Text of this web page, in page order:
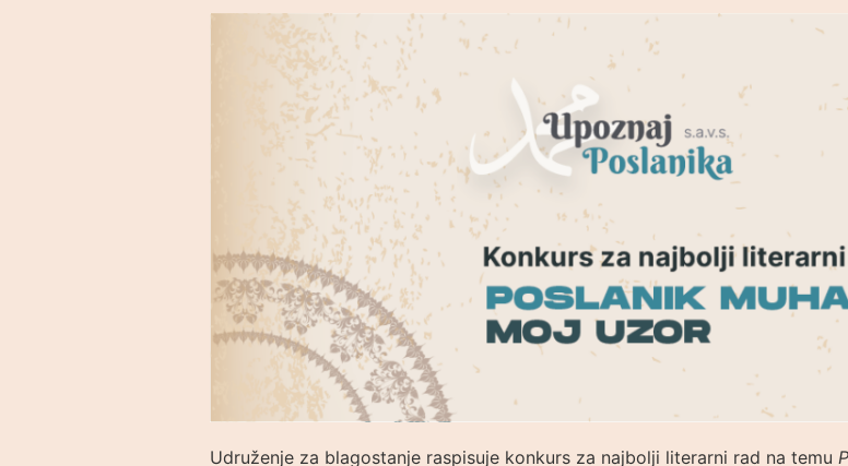
Udruženje za blagostanje raspisuje konkurs za najbolji literarni rad na temu